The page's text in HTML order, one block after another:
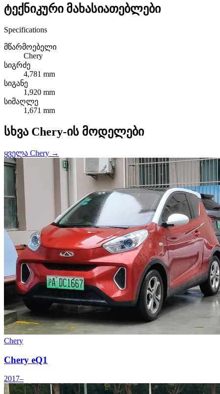
ტექნიკური მახასიათებლები
Specifications
მწარმოებელი
Chery
სიგრძე
4,781 mm
სიგანე
1,920 mm
სიმაღლე
1,671 mm
სხვა Chery-ის მოდელები
ყველა Chery →
Chery
Chery eQ1
2017–